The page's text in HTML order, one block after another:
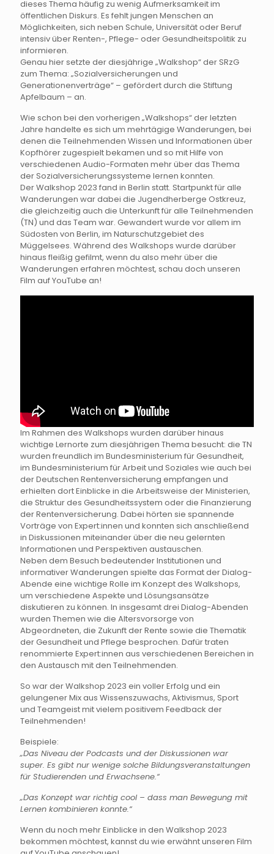
dieses Thema häufig zu wenig Aufmerksamkeit im
öffentlichen Diskurs. Es fehlt jungen Menschen an
Möglichkeiten, sich neben Schule, Universität oder Beruf
intensiv über Renten-, Pflege- oder Gesundheitspolitik zu
informieren.
Genau hier setzte der diesjährige „Walkshop“ der SRzG
zum Thema: „Sozialversicherungen und
Generationenverträge“ – gefördert durch die Stiftung
Apfelbaum – an.
Wie schon bei den vorherigen „Walkshops“ der letzten
Jahre handelte es sich um mehrtägige Wanderungen, bei
denen die Teilnehmenden Wissen und Informationen über
Kopfhörer zugespielt bekamen und so mit Hilfe von
verschiedenen Audio-Formaten mehr über das Thema
der Sozialversicherungssysteme lernen konnten.
Der Walkshop 2023 fand in Berlin statt. Startpunkt für alle
Wanderungen war dabei die Jugendherberge Ostkreuz,
die gleichzeitig auch die Unterkunft für alle Teilnehmenden
(TN) und das Team war. Gewandert wurde vor allem im
Südosten von Berlin, im Naturschutzgebiet des
Müggelsees. Während des Walkshops wurde darüber
hinaus fleißig gefilmt, wenn du also mehr über die
Wanderungen erfahren möchtest, schau doch unseren
Film auf YouTube an!
Im Rahmen des Walkshops wurden darüber hinaus
wichtige Lernorte zum diesjährigen Thema besucht: die TN
wurden freundlich im Bundesministerium für Gesundheit,
im Bundesministerium für Arbeit und Soziales wie auch bei
der Deutschen Rentenversicherung empfangen und
erhielten dort Einblicke in die Arbeitsweise der Ministerien,
die Struktur des Gesundheitssystem oder die Finanzierung
der Rentenversicherung. Dabei hörten sie spannende
Vorträge von Expert:innen und konnten sich anschließend
in Diskussionen miteinander über die neu gelernten
Informationen und Perspektiven austauschen.
Neben dem Besuch bedeutender Institutionen und
informativer Wanderungen spielte das Format der Dialog-
Abende eine wichtige Rolle im Konzept des Walkshops,
um verschiedene Aspekte und Lösungsansätze
diskutieren zu können. In insgesamt drei Dialog-Abenden
wurden Themen wie die Altersvorsorge von
Abgeordneten, die Zukunft der Rente sowie die Thematik
der Gesundheit und Pflege besprochen. Dafür traten
renommierte Expert:innen aus verschiedenen Bereichen in
den Austausch mit den Teilnehmenden.
So war der Walkshop 2023 ein voller Erfolg und ein
gelungener Mix aus Wissenszuwachs, Aktivismus, Sport
und Teamgeist mit vielem positivem Feedback der
Teilnehmenden!
Beispiele:
„Das Niveau der Podcasts und der Diskussionen war
super. Es gibt nur wenige solche Bildungsveranstaltungen
für Studierenden und Erwachsene.“
„Das Konzept war richtig cool – dass man Bewegung mit
Lernen kombinieren konnte.“
Wenn du noch mehr Einblicke in den Walkshop 2023
bekommen möchtest, kannst du wie erwähnt unseren Film